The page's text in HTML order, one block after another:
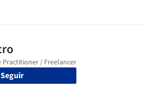
Seguir